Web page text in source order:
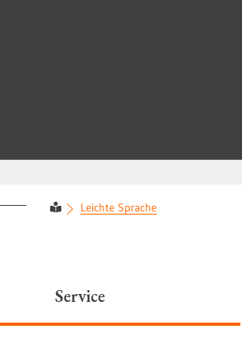
Leichte Sprache
Service